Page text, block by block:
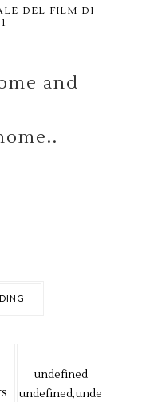
DEL FILM DI
and
undefined
undefined,unde